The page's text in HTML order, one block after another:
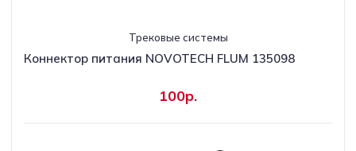
Трековые системы
Коннектор питания NOVOTECH FLUM 135098
100р.